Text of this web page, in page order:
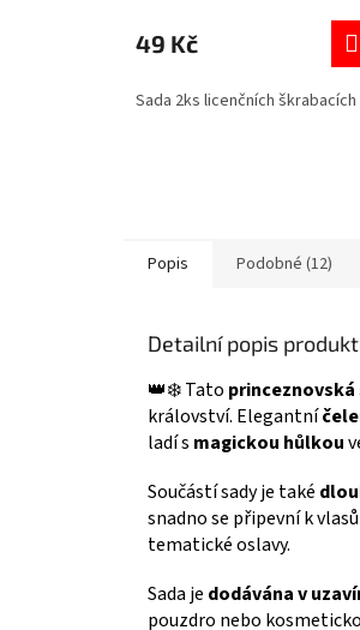
produktu
je
z
49 Kč
Sada 2ks licenčních
Popis Podobné (12)
Detailní popis
👑❄️ Tato
království. Elegantní
ladí s magickou hůlkou
Součástí sady je také
snadno se připevní k
tematické oslavy.
Sada je dodávána v
pouzdro nebo